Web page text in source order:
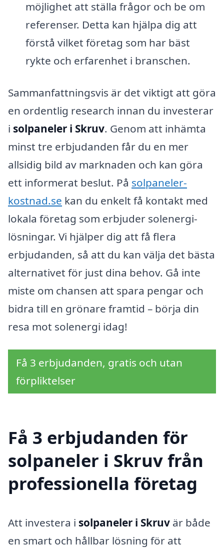
möjlighet att ställa frågor och be om
referenser. Detta kan hjälpa dig att
förstå vilket företag som har bäst
rykte och erfarenhet i branschen.
Sammanfattningsvis är det viktigt att göra
en ordentlig research innan du investerar
i solpaneler i Skruv. Genom att inhämta
minst tre erbjudanden får du en mer
allsidig bild av marknaden och kan göra
ett informerat beslut. På solpaneler-
kostnad.se kan du enkelt få kontakt med
lokala företag som erbjuder solenergi-
lösningar. Vi hjälper dig att få flera
erbjudanden, så att du kan välja det bästa
alternativet för just dina behov. Gå inte
miste om chansen att spara pengar och
bidra till en grönare framtid – börja din
resa mot solenergi idag!
Få 3 erbjudanden, gratis och utan
förpliktelser
Få 3 erbjudanden för
solpaneler i Skruv från
professionella företag
Att investera i solpaneler i Skruv är både
en smart och hållbar lösning för att